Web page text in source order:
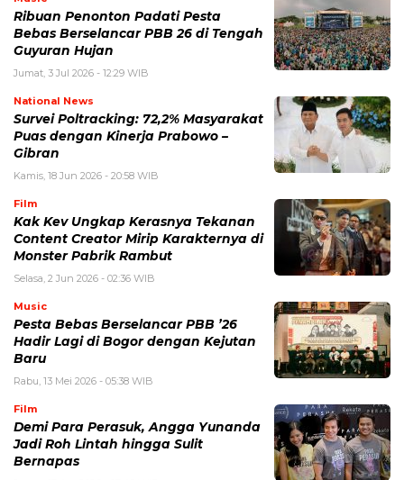
Ribuan Penonton Padati Pesta
Bebas Berselancar PBB 26 di Tengah
Guyuran Hujan
Jumat, 3 Jul 2026 - 12:29 WIB
National News
Survei Poltracking: 72,2% Masyarakat
Puas dengan Kinerja Prabowo –
Gibran
Kamis, 18 Jun 2026 - 20:58 WIB
Film
Kak Kev Ungkap Kerasnya Tekanan
Content Creator Mirip Karakternya di
Monster Pabrik Rambut
Selasa, 2 Jun 2026 - 02:36 WIB
Music
Pesta Bebas Berselancar PBB ’26
Hadir Lagi di Bogor dengan Kejutan
Baru
Rabu, 13 Mei 2026 - 05:38 WIB
Film
Demi Para Perasuk, Angga Yunanda
Jadi Roh Lintah hingga Sulit
Bernapas